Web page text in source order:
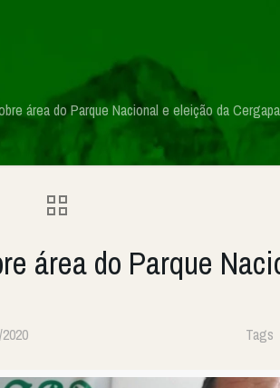
área do Parque Nacional e eleição da Cergapa
área do Parque
Tags